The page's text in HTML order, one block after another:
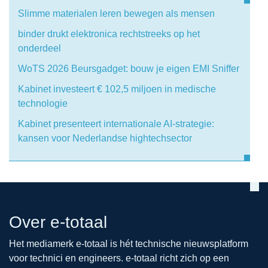
Slimme materialen leren bewegen als mensen
binder drukt elektronica rechtstreeks op het
onderdeel
WoTS 2026 Beursgadget: bouw je eigen EMI Sniffer
Kabinet investeert € 102,5 miljoen in medische
technologie
Kabinet presenteert internationale AI-strategie:
kansen voor Nederlandse hightechsector
Over e-totaal
Het mediamerk e-totaal is hét technische nieuwsplatform
voor technici en engineers. e-totaal richt zich op een